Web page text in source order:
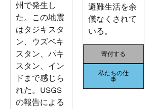
州で発生し
た。この地震
はタジキスタ
ン、ウズベキ
スタン、パキ
スタン、イン
ドまで感じら
れた。USGS
の報告による
避難生活を余
儀なくされて
いる。
寄付する
私たちの仕
事